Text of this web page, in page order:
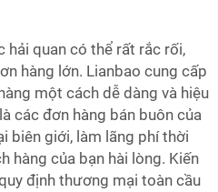
hải quan có thể rất rắc rối,
hàng lớn. Lianbao cung cấp
một cách dễ dàng và hiệu
các đơn hàng bán buôn của
biên giới, làm lãng phí thời
hàng của bạn hài lòng. Kiến
định thương mại toàn cầu